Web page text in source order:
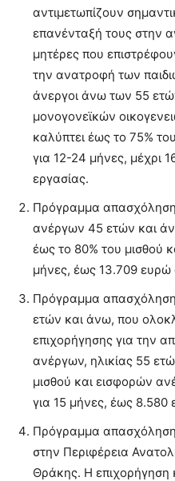
αντιμετωπίζουν
επανένταξή τους στην
μητέρες που
την ανατροφή των
άνεργοι άνω των 55
μονογονεϊκών
καλύπτει έως το 75%
για 12-24 μήνες, μέχρι
εργασίας.
Πρόγραμμα
ανέργων 45 ετών και
έως το 80% του μισθού
μήνες, έως 13.709 ευρώ
Πρόγραμμα
ετών και άνω, που
επιχορήγησης για την
ανέργων, ηλικίας 55
μισθού και εισφορών
για 15 μήνες, έως
Πρόγραμμα
στην Περιφέρεια
Θράκης. Η επιχορήγηση